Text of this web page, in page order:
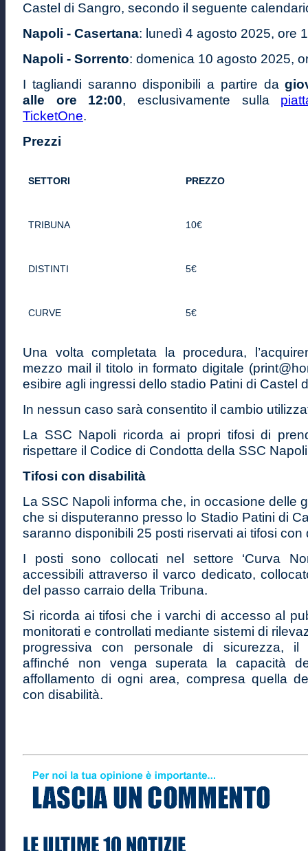
Castel di Sangro, secondo il seguente
Napoli - Casertana: lunedì 4 agosto 2025, ore
Napoli - Sorrento: domenica 10 agosto 2025,
I tagliandi saranno disponibili a partire da
alle ore 12:00, esclusivamente sulla
TicketOne.
Prezzi
SETTORI PREZZO
TRIBUNA 10€
DISTINTI 5€
CURVE 5€
Una volta completata la procedura,
mezzo mail il titolo in formato digitale
esibire agli ingressi dello stadio Patini di Castel
In nessun caso sarà consentito il cambio
La SSC Napoli ricorda ai propri tifosi di
rispettare il Codice di Condotta della SSC
Tifosi con disabilità
La SSC Napoli informa che, in occasione delle
che si disputeranno presso lo Stadio Patini di
saranno disponibili 25 posti riservati ai tifosi con
I posti sono collocati nel settore ‘Curva
accessibili attraverso il varco dedicato,
del passo carraio della Tribuna.
Si ricorda ai tifosi che i varchi di accesso al
monitorati e controllati mediante sistemi di
progressiva con personale di sicurezza, il
affinché non venga superata la capacità
affollamento di ogni area, compresa quella
con disabilità.